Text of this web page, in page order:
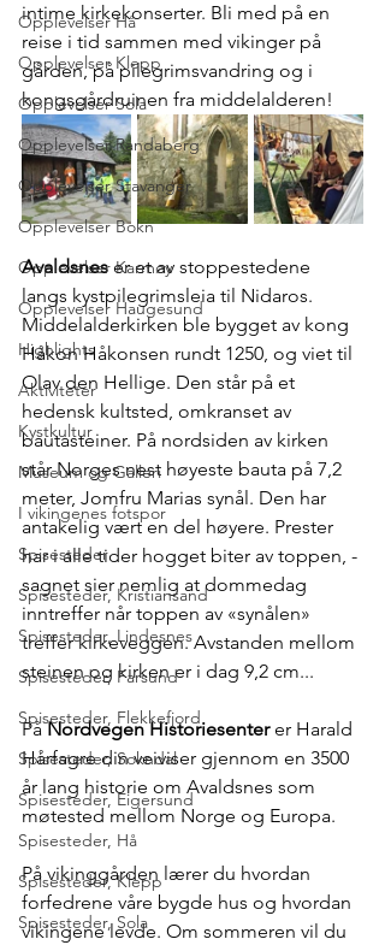
Opplevelser Hå
Opplevelser Klepp
Opplevelser Sola
Opplevelser Randaberg
Opplevelser Stavanger
Opplevelser Bokn
Opplevelser Karmøy
Opplevelser Haugesund
Highlights
Aktiviteter
Kystkultur
Museum og Galleri
I vikingenes fotspor
Spisesteder
Spisesteder, Kristiansand
Spisesteder, Lindesnes
Spisesteder, Farsund
Spisesteder, Flekkefjord
Spisesteder, Sokndal
Spisesteder, Eigersund
Spisesteder, Hå
Spisesteder, Klepp
Spisesteder, Sola
intime kirkekonserter. Bli med på en
reise i tid sammen med vikinger på
gården, på pilegrimsvandring og i
kongsgårdruinen fra middelalderen!
Avaldsnes er et av stoppestedene
langs kystpilegrimsleia til Nidaros.
Middelalderkirken ble bygget av kong
Håkon Håkonsen rundt 1250, og viet til
Olav den Hellige. Den står på et
hedensk kultsted, omkranset av
bautasteiner. På nordsiden av kirken
står Norges nest høyeste bauta på 7,2
meter, Jomfru Marias synål. Den har
antakelig vært en del høyere. Prester
har i alle tider hogget biter av toppen, -
sagnet sier nemlig at dommedag
inntreffer når toppen av «synålen»
treffer kirkeveggen. Avstanden mellom
steinen og kirken er i dag 9,2 cm...
På Nordvegen Historiesenter er Harald
Hårfagre din veiviser gjennom en 3500
år lang historie om Avaldsnes som
møtested mellom Norge og Europa.
På vikinggården lærer du hvordan
forfedrene våre bygde hus og hvordan
vikingene levde. Om sommeren vil du